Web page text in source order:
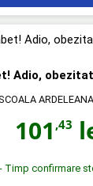
Adio,
ARDELEANA
101 ,43
Timp confirmare